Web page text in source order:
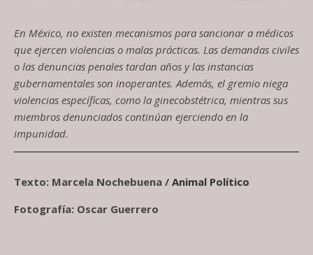
En México, no existen mecanismos para sancionar a médicos
que ejercen violencias o malas prácticas. Las demandas civiles
o las denuncias penales tardan años y las instancias
gubernamentales son inoperantes. Además, el gremio niega
violencias específicas, como la ginecobstétrica, mientras sus
miembros denunciados continúan ejerciendo en la
impunidad.
Texto: Marcela Nochebuena / Animal Político
Fotografía: Oscar Guerrero